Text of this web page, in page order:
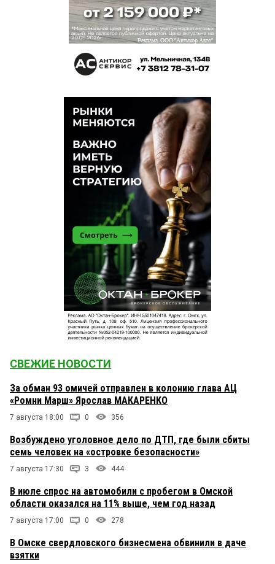
СВЕЖИЕ НОВОСТИ
За обман 93 омичей отправлен в колонию глава АЦ
«Ромни Марш» Ярослав МАКАРЕНКО
7 августа 18:00 0 356
Возбуждено уголовное дело по ДТП, где были сбиты
семь человек на «островке безопасности»
7 августа 17:30 3 444
В июле спрос на автомобили с пробегом в Омской
области оказался на 11% выше, чем год назад
7 августа 17:00 0 278
В Омске свердловского бизнесмена обвинили в даче
взятки